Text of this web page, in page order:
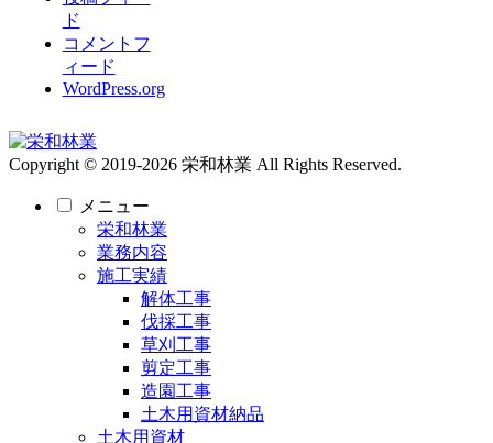
ド
コメントフ
ィード
WordPress.org
Copyright © 2019-2026 栄和林業 All Rights Reserved.
メニュー
栄和林業
業務内容
施工実績
解体工事
伐採工事
草刈工事
剪定工事
造園工事
土木用資材納品
土木用資材